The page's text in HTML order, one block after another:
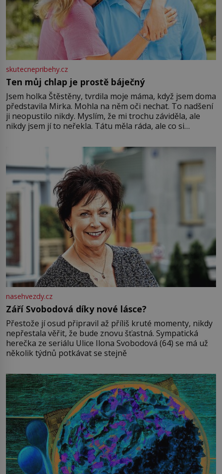
skutecnepribehy.cz
Ten můj chlap je prostě báječný
Jsem holka Štěstěny, tvrdila moje máma, když jsem doma
představila Mirka. Mohla na něm oči nechat. To nadšení
ji neopustilo nikdy. Myslím, že mi trochu záviděla, ale
nikdy jsem jí to neřekla. Tátu měla ráda, ale co si
Jsme spolu moc rádi Tehdy byla jiná doba, když
nasehvezdy.cz
Září Svobodová díky nové lásce?
Přestože jí osud připravil až příliš kruté momenty, nikdy
nepřestala věřit, že bude znovu šťastná. Sympatická
herečka ze seriálu Ulice Ilona Svobodová (64) se má už
několik týdnů potkávat se stejně